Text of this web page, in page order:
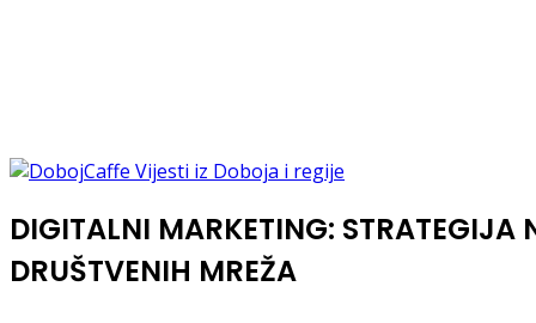
DIGITALNI MARKETING:
DRUŠTVENIH MREŽA